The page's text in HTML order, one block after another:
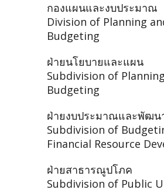
กองแผนและงบประมาณ
Division of Planning
Budgeting
ฝ่ายนโยบายและแผน
Subdivision of
Budgeting
ฝ่ายงบประมาณและพัฒน
Subdivision of
Financial Resource
ฝ่ายสาธารณูปโภค
Subdivision of Public